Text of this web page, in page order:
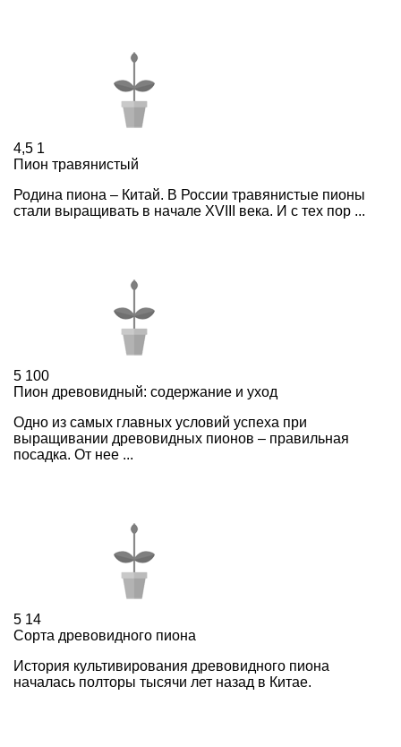
4,5 1
Пион травянистый
Родина пиона – Китай. В России травянистые пионы
стали выращивать в начале XVIII века. И с тех пор ...
5 100
Пион древовидный: содержание и уход
Одно из самых главных условий успеха при
выращивании древовидных пионов – правильная
посадка. От нее ...
5 14
Сорта древовидного пиона
История культивирования древовидного пиона
началась полторы тысячи лет назад в Китае.